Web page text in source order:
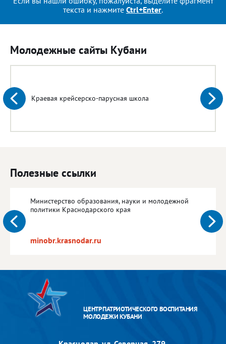
текста и нажмите Ctrl+Enter.
Молодежные сайты Кубани
Краевая крейсерско-парусная школа
Полезные ссылки
Министерство образования, науки и молодежной
политики Краснодарского края
minobr.krasnodar.ru
ЦЕНТР ПАТРИОТИЧЕСКОГО ВОСПИТАНИЯ
МОЛОДЕЖИ КУБАНИ